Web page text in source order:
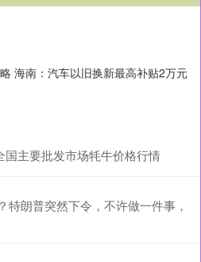
海南：汽车以旧换新最高补贴2万元
国主要批发市场牦牛价格行情
特朗普突然下令，不许做一件事，